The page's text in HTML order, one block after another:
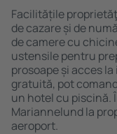
Facilitățile
de cazare și de
de camere cu
ustensile pentru
prosoape și acces
gratuită, pot
un hotel cu piscină.
Mariannelund la
aeroport.